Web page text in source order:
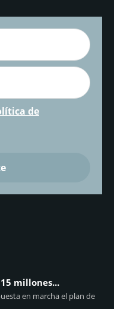
de
millones...
en marcha el plan de